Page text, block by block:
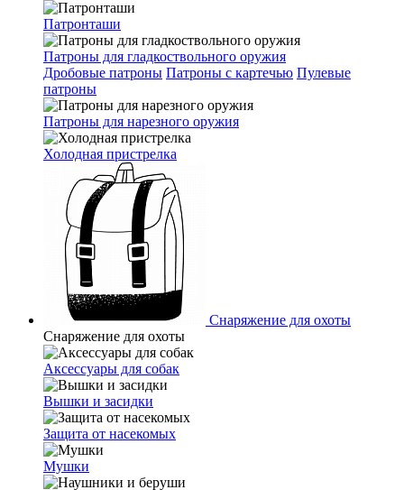
Патронташи
Патроны для гладкоствольного оружия
Дробовые патроны Патроны с картечью Пулевые
патроны
Патроны для нарезного оружия
Холодная пристрелка
Снаряжение для охоты
Снаряжение для охоты
Аксессуары для собак
Вышки и засидки
Защита от насекомых
Мушки